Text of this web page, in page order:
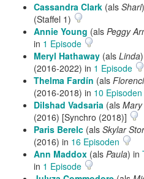
Cassandra Clark (als Shari
(Staffel 1)
Annie Young (als Peggy
in 1 Episode
Meryl Hathaway (als Linda
(2016-2022) in 1 Episode
Thelma Fardín (als
(2016-2018) in 10 Episoden
Dilshad Vadsaria (als
(2016) [Synchro (2018)]
Paris Berelc (als Skylar
(2016) in 16 Episoden
Ann Maddox (als Paula) in
in 1 Episode